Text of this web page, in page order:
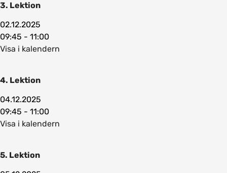
3. Lektion
02.12.2025
09:45 - 11:00
Visa i kalendern
4. Lektion
04.12.2025
09:45 - 11:00
Visa i kalendern
5. Lektion